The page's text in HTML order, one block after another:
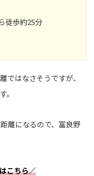
徒歩約25分
ではなさそうですが、
。
離になるので、富良野
こちら／